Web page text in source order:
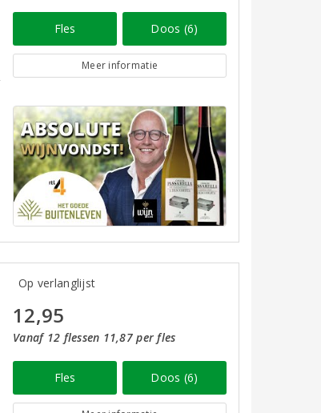
Fles Doos (6)
Meer informatie
Op verlanglijst
12,95
Vanaf 12 flessen 11,87 per fles
Fles Doos (6)